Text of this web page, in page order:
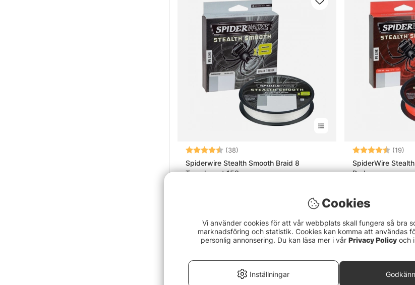
Betyg: (38)
Spiderwire Stealth Smooth Braid 8
Translucent 150m
Betyg: (19)
SpiderWire
Red
Cookies
Vi använder cookies för att vår webbplats skall fungera så bra
marknadsföring och statistik. Cookies kan komma att användas
personlig annonsering. Du kan läsa mer i vår Privacy Policy och
Inställningar